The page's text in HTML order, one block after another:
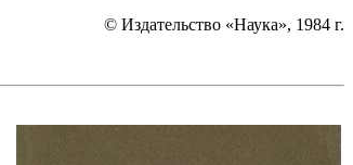
© Издательство «Наука», 1984 г.